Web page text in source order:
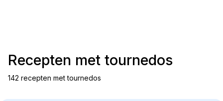
Recepten met tournedos
142 recepten met tournedos